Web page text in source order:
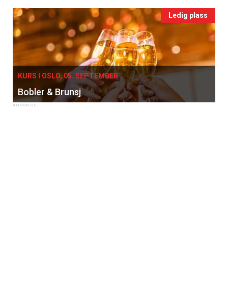
Ledig plass
KURS I OSLO, 05. SEPTEMBER
Bobler & Brunsj